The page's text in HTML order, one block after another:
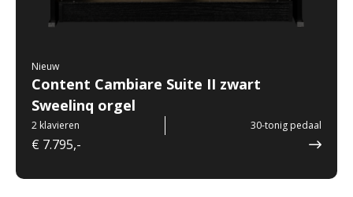
Nieuw
Content Cambiare Suite II zwart
Sweelinq orgel
2 klavieren 30-tonig pedaal
€ 7.795,-